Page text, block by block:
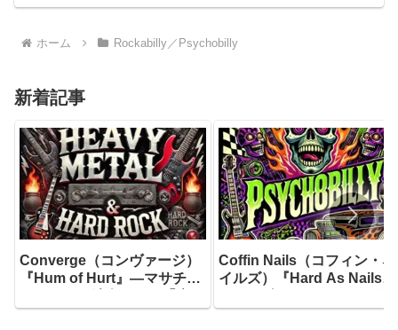
ホーム Rockabilly／Psychobilly
新着記事
Converge（コンヴァージ）
『Hum of Hurt』―マサチュ
の唸り」を音に変えた、キャ
Coffin Nails（コフィン・ネ
イルズ）『Hard As Nails』
産声を上げたサイコビリー